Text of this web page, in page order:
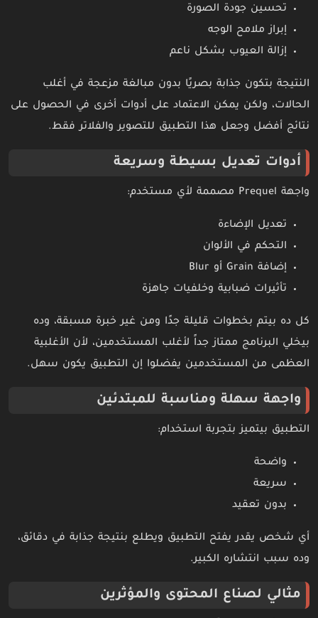
تحسين جودة الصورة
إبراز ملامح الوجه
إزالة العيوب بشكل ناعم
النتيجة بتكون جذابة بصريًا بدون مبالغة مزعجة في أغلب
الحالات، ولكن يمكن الاعتماد على أدوات أخرى في الحصول على
نتائج أفضل وجعل هذا التطبيق للتصوير والفلاتر فقط.
أدوات تعديل بسيطة وسريعة
واجهة Prequel مصممة لأي مستخدم:
تعديل الإضاءة
التحكم في الألوان
إضافة Grain أو Blur
تأثيرات ضبابية وخلفيات جاهزة
كل ده بيتم بخطوات قليلة جدًا ومن غير خبرة مسبقة، وده
بيخلي البرنامج ممتاز جداً لأغلب المستخدمين، لأن الأغلبية
العظمى من المستخدمين يفضلوا إن التطبيق يكون سهل.
واجهة سهلة ومناسبة للمبتدئين
التطبيق بيتميز بتجربة استخدام:
واضحة
سريعة
بدون تعقيد
أي شخص يقدر يفتح التطبيق ويطلع بنتيجة جذابة في دقائق،
وده سبب انتشاره الكبير.
مثالي لصناع المحتوى والمؤثرين